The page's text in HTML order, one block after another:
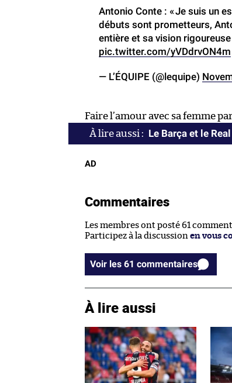
Antonio Conte : « Je suis un
débuts sont prometteurs,
entière et sa vision
pic.twitter.com/yVDdrvON4m
— L’ÉQUIPE (@lequipe)
Faire l’amour avec sa femme
Le Barça et le
AD
Commentaires
Les membres ont posté 61
Participez à la discussion en vous
Voir les 61 commentaires
À lire aussi